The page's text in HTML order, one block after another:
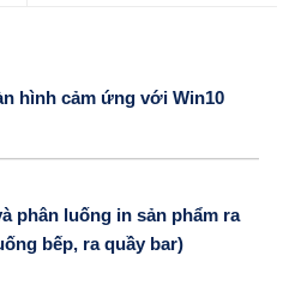
hình cảm ứng với Win10
phân luống in sản phẩm ra
bếp, ra quầy bar)